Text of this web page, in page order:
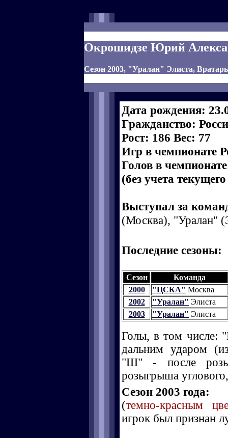
Окрошидзе Юрий
Сезон 2003, "Уралан" Элиста, Вратарь
Дата рождения:
Гражданство:
Рост: 186 Вес: 77
Игр в чемпионате
Голов в
(без учета
Выступал за
(Москва), "Уралан"
Последние сезоны:
Сезон
Команда
2000
"ЦСКА" Москва
2002
"Уралан" Элиста
2003
"Уралан" Элиста
Голы, в том числе:
дальним ударом
"Ш" - после
розыгрыша
Сезон 2003 года:
(темно-красным
игрок был признан